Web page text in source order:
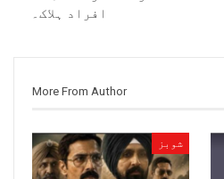
افراد ہلاک۔
More From Author
شوبز